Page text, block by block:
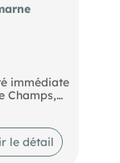
immédiate
Champs,
au sein
(A)
le détail